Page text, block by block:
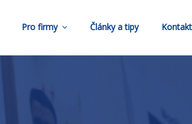
Pro firmy Články a tipy Kontakt